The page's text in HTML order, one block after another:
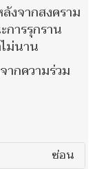
จากสงคราม
ารรุกราน
ม่นาน
ากความร่วม
ซ่อน